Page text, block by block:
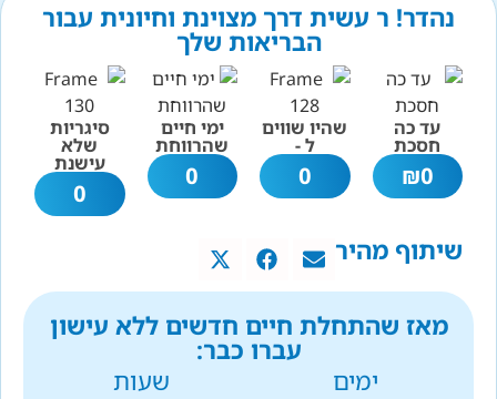
נהדר! ר עשית דרך מצוינת וחיונית עבור
הבריאות שלך
עד כה
חסכת
0
₪
שהיו שווים
ל -
0
ימי חיים
שהרווחת
0
סיגריות
שלא
עישנת
0
שיתוף מהיר
מאז שהתחלת חיים חדשים ללא עישון
עברו כבר:
ימים
שעות